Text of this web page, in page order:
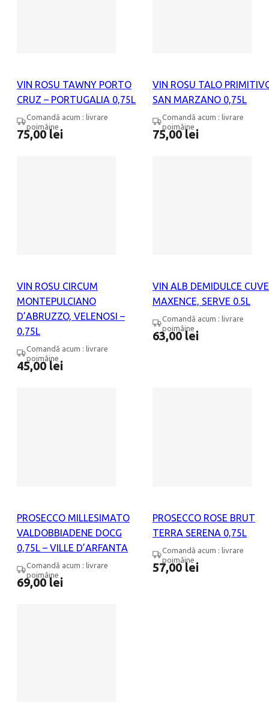
VIN ROSU TAWNY PORTO
CRUZ – PORTUGALIA 0,75L
Comandă acum : livrare
poimâine
75,00lei
VIN ROSU TALO
SAN MARZANO 0,75L
Comandă acum : livrare
poimâine
75,00lei
VIN ROSU CIRCUM
MONTEPULCIANO
D’ABRUZZO, VELENOSI –
0,75L
Comandă acum : livrare
poimâine
45,00lei
VIN ALB DEMIDULCE
MAXENCE, SERVE 0.5L
Comandă acum : livrare
poimâine
63,00lei
PROSECCO MILLESIMATO
VALDOBBIADENE DOCG
0,75L – VILLE D’ARFANTA
Comandă acum : livrare
poimâine
69,00lei
PROSECCO ROSE BRUT
TERRA SERENA 0,75L
Comandă acum : livrare
poimâine
57,00lei